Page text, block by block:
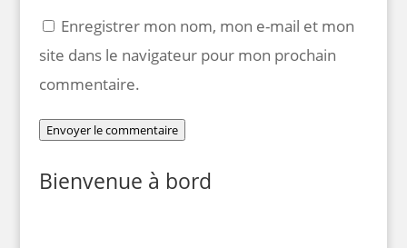
Enregistrer mon nom, mon e-mail et mon
site dans le navigateur pour mon prochain
commentaire.
Envoyer le commentaire
Bienvenue à bord